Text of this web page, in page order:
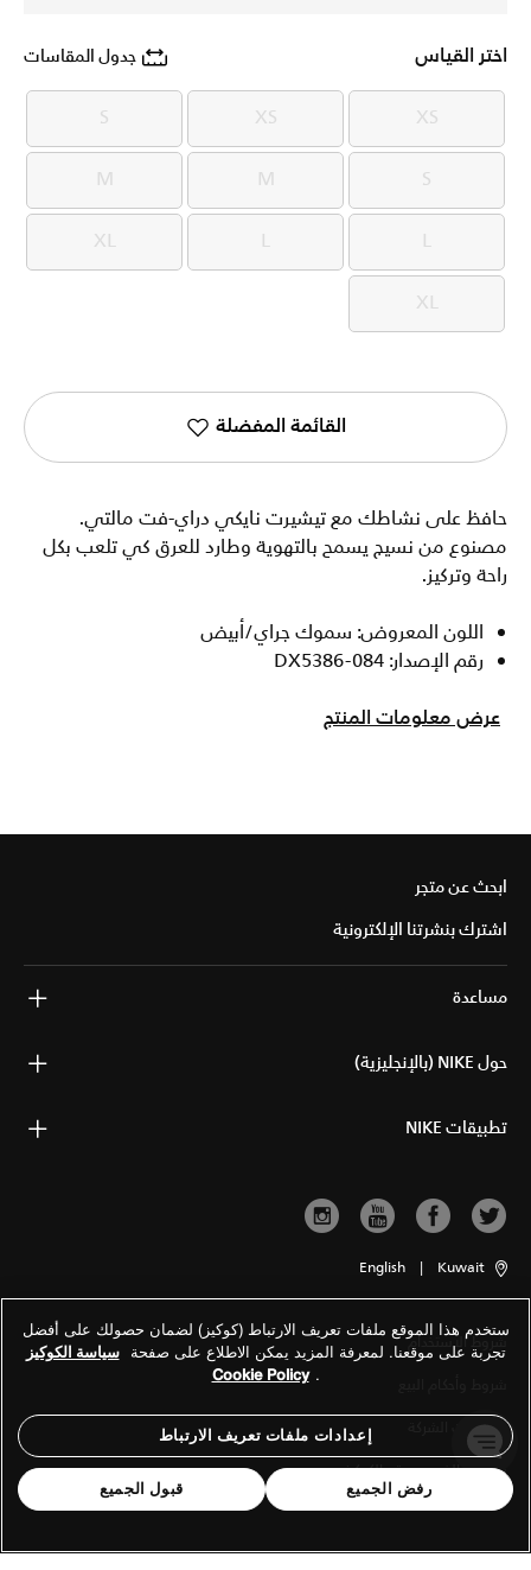
اختر القياس جدول المقاسات
XS
XS
XS
XS
S
S
S
S
M
M
M
M
L
L
L
L
XL
XL
XL
XL
القائمة المفضلة
حافظ على نشاطك مع تيشيرت نايكي دراي-فت مالتي.
مصنوع من نسيج يسمح بالتهوية وطارد للعرق كي تلعب بكل
راحة وتركيز.
اللون المعروض: سموك جراي/أبيض
رقم الإصدار: DX5386-084
عرض معلومات المنتج
ابحث عن متجر
اشترك بنشرتنا الإلكترونية
مساعدة
حول NIKE (بالإنجليزية)
تطبيقات NIKE
Kuwait
|
English
شروط الاستخدام
معلومات الشركة
سياسة الخصوصية والكوكيز
ستخدم هذا الموقع ملفات تعريف الارتباط (كوكيز) لضمان حصولك على أفضل
تجربة على موقعنا. لمعرفة المزيد يمكن الاطلاع على صفحة سياسة الكوكيز
.
Cookie Policy
إعدادات ملفات تعريف الارتباط
رفض الجميع قبول الجميع